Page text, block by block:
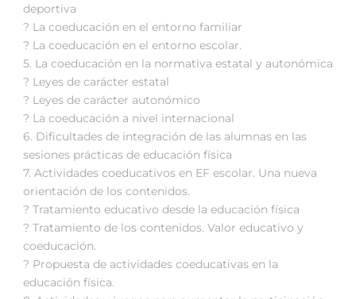
deportiva
? La coeducación en el entorno familiar
? La coeducación en el entorno escolar.
5. La coeducación en la normativa estatal y autonómica
? Leyes de carácter estatal
? Leyes de carácter autonómico
? La coeducación a nivel internacional
6. Dificultades de integración de las alumnas en las
sesiones prácticas de educación física
7. Actividades coeducativos en EF escolar. Una nueva
orientación de los contenidos.
? Tratamiento educativo desde la educación física
? Tratamiento de los contenidos. Valor educativo y
coeducación.
? Propuesta de actividades coeducativas en la
educación física.